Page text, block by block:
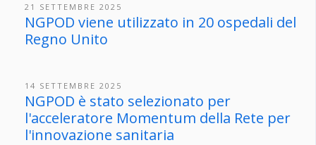
21 SETTEMBRE 2025
NGPOD viene utilizzato in 20 ospedali del
Regno Unito
14 SETTEMBRE 2025
NGPOD è stato selezionato per
l'acceleratore Momentum della Rete per
l'innovazione sanitaria